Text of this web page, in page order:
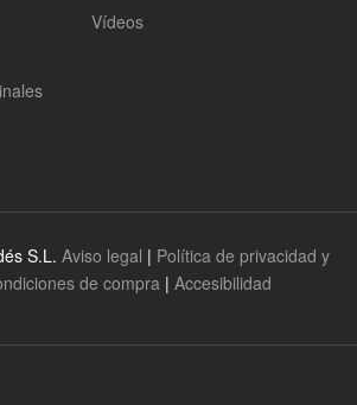
Vídeos
S.L. Aviso legal | Política de privacidad y
de compra | Accesibilidad